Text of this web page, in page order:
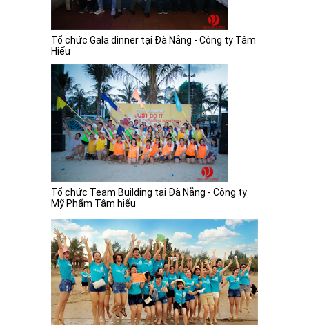
Tổ chức Gala dinner tại Đà Nẵng - Công ty Tâm
Hiếu
Tổ chức Team Building tại Đà Nẵng - Công ty
Mỹ Phẩm Tâm hiếu